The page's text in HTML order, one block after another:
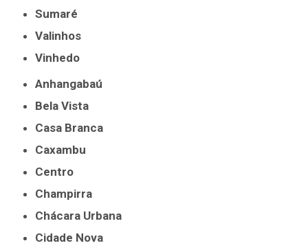
Sumaré
Valinhos
Vinhedo
Anhangabaú
Bela Vista
Casa Branca
Caxambu
Centro
Champirra
Chácara Urbana
Cidade Nova